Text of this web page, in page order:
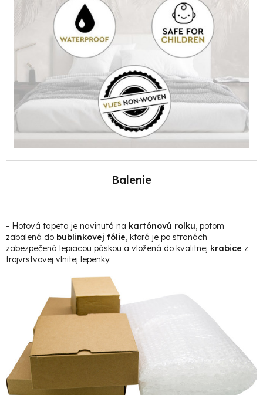
Balenie
- Hotová tapeta je navinutá na kartónovú rolku, potom
zabalená do bublinkovej fólie, ktorá je po stranách
zabezpečená lepiacou páskou a vložená do kvalitnej krabice z
trojvrstvovej vlnitej lepenky.